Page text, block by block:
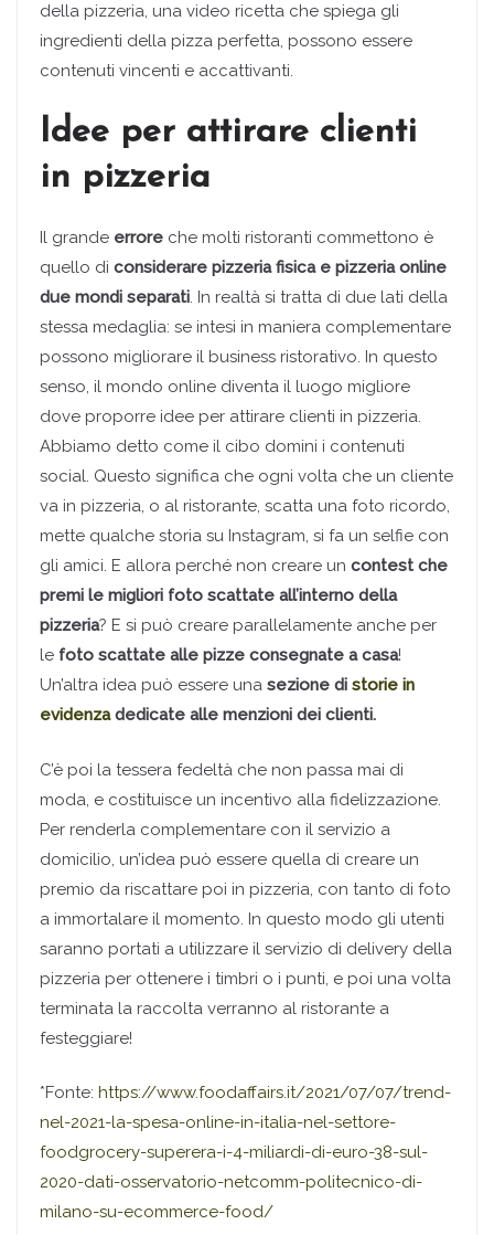
della pizzeria, una video ricetta che spiega gli
ingredienti della pizza perfetta, possono essere
contenuti vincenti e accattivanti.
Idee per attirare clienti
in pizzeria
Il grande errore che molti ristoranti commettono è
quello di considerare pizzeria fisica e pizzeria online
due mondi separati. In realtà si tratta di due lati della
stessa medaglia: se intesi in maniera complementare
possono migliorare il business ristorativo. In questo
senso, il mondo online diventa il luogo migliore
dove proporre idee per attirare clienti in pizzeria.
Abbiamo detto come il cibo domini i contenuti
social. Questo significa che ogni volta che un cliente
va in pizzeria, o al ristorante, scatta una foto ricordo,
mette qualche storia su Instagram, si fa un selfie con
gli amici. E allora perché non creare un contest che
premi le migliori foto scattate all’interno della
pizzeria? E si può creare parallelamente anche per
le foto scattate alle pizze consegnate a casa!
Un’altra idea può essere una sezione di storie in
evidenzadedicate alle menzioni dei clienti.
C’è poi la tessera fedeltà che non passa mai di
moda, e costituisce un incentivo alla fidelizzazione.
Per renderla complementare con il servizio a
domicilio, un’idea può essere quella di creare un
premio da riscattare poi in pizzeria, con tanto di foto
a immortalare il momento. In questo modo gli utenti
saranno portati a utilizzare il servizio di delivery della
pizzeria per ottenere i timbri o i punti, e poi una volta
terminata la raccolta verranno al ristorante a
festeggiare!
*Fonte: https://www.foodaffairs.it/2021/07/07/trend-
nel-2021-la-spesa-online-in-italia-nel-settore-
foodgrocery-superera-i-4-miliardi-di-euro-38-sul-
2020-dati-osservatorio-netcomm-politecnico-di-
milano-su-ecommerce-food/